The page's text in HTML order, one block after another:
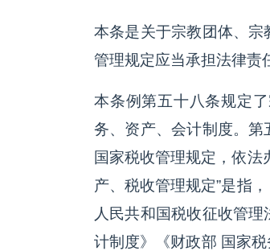
本条是关于宗教团体、
管理规定应当承担法律责
本条例第五十八条规定
务、资产、会计制度。
国家税收管理规定，依法
产、税收管理规定”是指
人民共和国税收征收管
计制度》《财政部 国家